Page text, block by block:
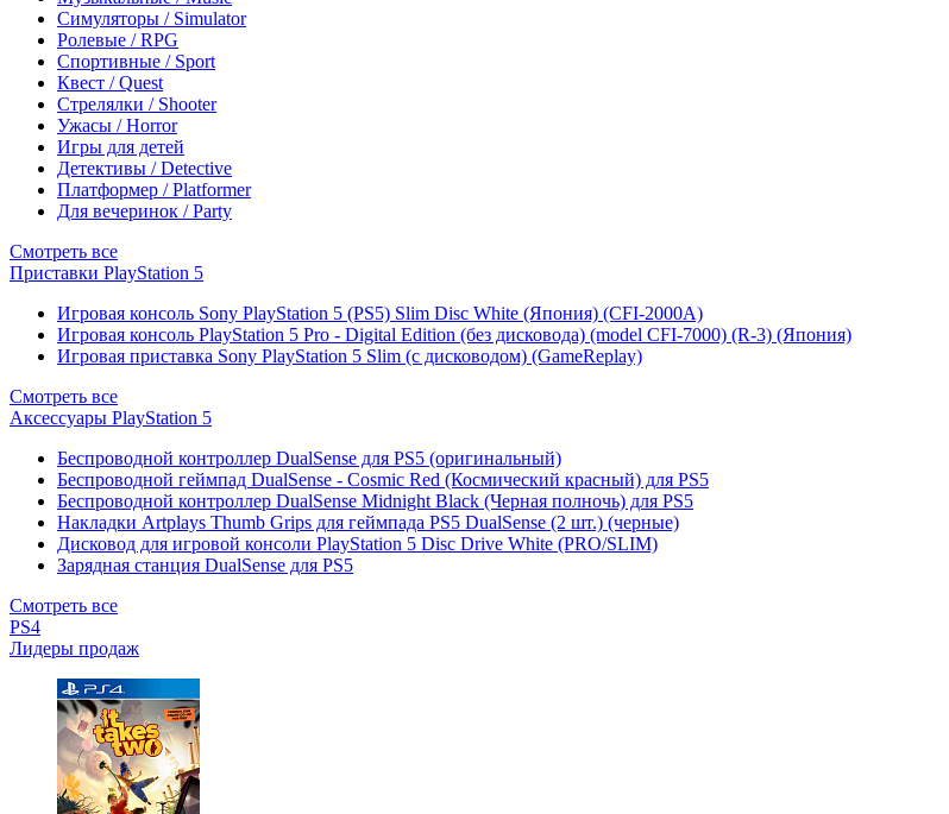
Симуляторы / Simulator
Ролевые / RPG
Спортивные / Sport
Квест / Quest
Стрелялки / Shooter
Ужасы / Horror
Игры для детей
Детективы / Detective
Платформер / Platformer
Для вечеринок / Party
Смотреть все
Приставки PlayStation 5
Игровая консоль Sony PlayStation 5 (PS5) Slim Disc White (Япония) (CFI-2000A)
Игровая консоль PlayStation 5 Pro - Digital Edition (без дисковода) (model CFI-7000) (R-3) (Япония)
Игровая приставка Sony PlayStation 5 Slim (с дисководом) (GameReplay)
Смотреть все
Аксессуары PlayStation 5
Беспроводной контроллер DualSense для PS5 (оригинальный)
Беспроводной геймпад DualSense - Cosmic Red (Космический красный) для PS5
Беспроводной контроллер DualSense Midnight Black (Черная полночь) для PS5
Накладки Artplays Thumb Grips для геймпада PS5 DualSense (2 шт.) (черные)
Дисковод для игровой консоли PlayStation 5 Disc Drive White (PRO/SLIM)
Зарядная станция DualSense для PS5
Смотреть все
PS4
Лидеры продаж